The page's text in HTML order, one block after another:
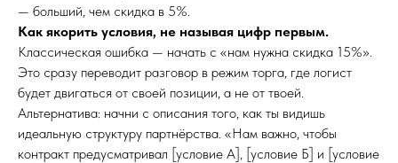
— больший, чем скидка в 5%.
Как якорить условия, не называя цифр первым.
Классическая ошибка — начать с «нам нужна скидка 15%».
Это сразу переводит разговор в режим торга, где логист
будет двигаться от своей позиции, а не от твоей.
Альтернатива: начни с описания того, как ты видишь
идеальную структуру партнёрства. «Нам важно, чтобы
контракт предусматривал [условие А], [условие Б] и [условие